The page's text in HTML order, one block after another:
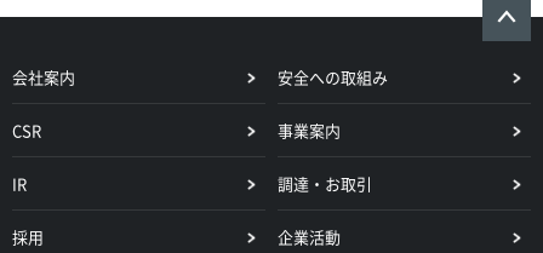
会社案内 安全への取組み
CSR 事業案内
IR 調達・お取引
採用 企業活動